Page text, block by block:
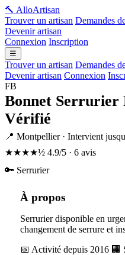
🔨 AlloArtisan
Trouver un artisan Demandes
Devenir artisan
Connexion Inscription
☰
Trouver un artisan Demandes
Devenir artisan Connexion
FB
Bonnet Serrurier
Vérifié
📍 Montpellier · Intervient
★★★★½ 4.9/5 · 6 avis
🔑 Serrurier
À propos
Serrurier disponible en
changement de serrure et
📅 Activité depuis 2016 🏢